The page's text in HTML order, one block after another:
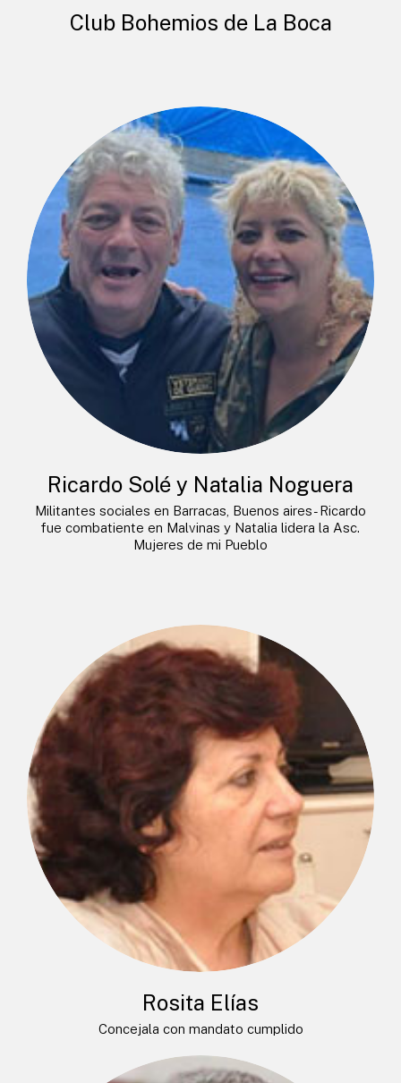
Club Bohemios de La Boca
Ricardo Solé y Natalia Noguera
Militantes sociales en Barracas, Buenos aires- Ricardo
fue combatiente en Malvinas y Natalia lidera la Asc.
Mujeres de mi Pueblo
Rosita Elías
Concejala con mandato cumplido